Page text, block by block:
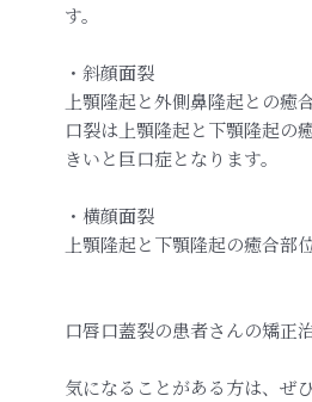
す。
・斜顔面裂
上顎隆起と外側鼻隆起との癒
口裂は上顎隆起と下顎隆起の
きいと巨口症となります。
・横顔面裂
上顎隆起と下顎隆起の癒合部
口唇口蓋裂の患者さんの矯正
気になることがある方は、ぜ